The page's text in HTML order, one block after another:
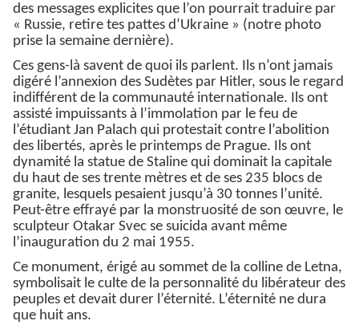
des messages explicites que l’on pourrait traduire par
« Russie, retire tes pattes d’Ukraine » (notre photo
prise la semaine dernière).
Ces gens-là savent de quoi ils parlent. Ils n’ont jamais
digéré l’annexion des Sudètes par Hitler, sous le regard
indifférent de la communauté internationale. Ils ont
assisté impuissants à l’immolation par le feu de
l’étudiant Jan Palach qui protestait contre l’abolition
des libertés, après le printemps de Prague. Ils ont
dynamité la statue de Staline qui dominait la capitale
du haut de ses trente mètres et de ses 235 blocs de
granite, lesquels pesaient jusqu’à 30 tonnes l’unité.
Peut-être effrayé par la monstruosité de son œuvre, le
sculpteur Otakar Svec se suicida avant même
l’inauguration du 2 mai 1955.
Ce monument, érigé au sommet de la colline de Letna,
symbolisait le culte de la personnalité du libérateur des
peuples et devait durer l’éternité. L’éternité ne dura
que huit ans.